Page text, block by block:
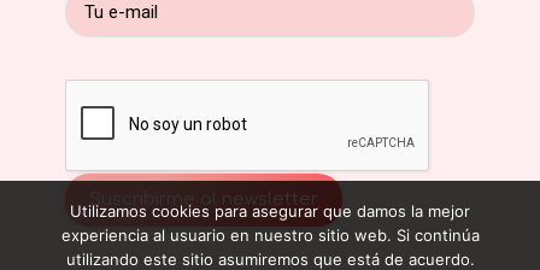
Utilizamos cookies para asegurar que damos la mejor
experiencia al usuario en nuestro sitio web. Si continúa
utilizando este sitio asumiremos que está de acuerdo.